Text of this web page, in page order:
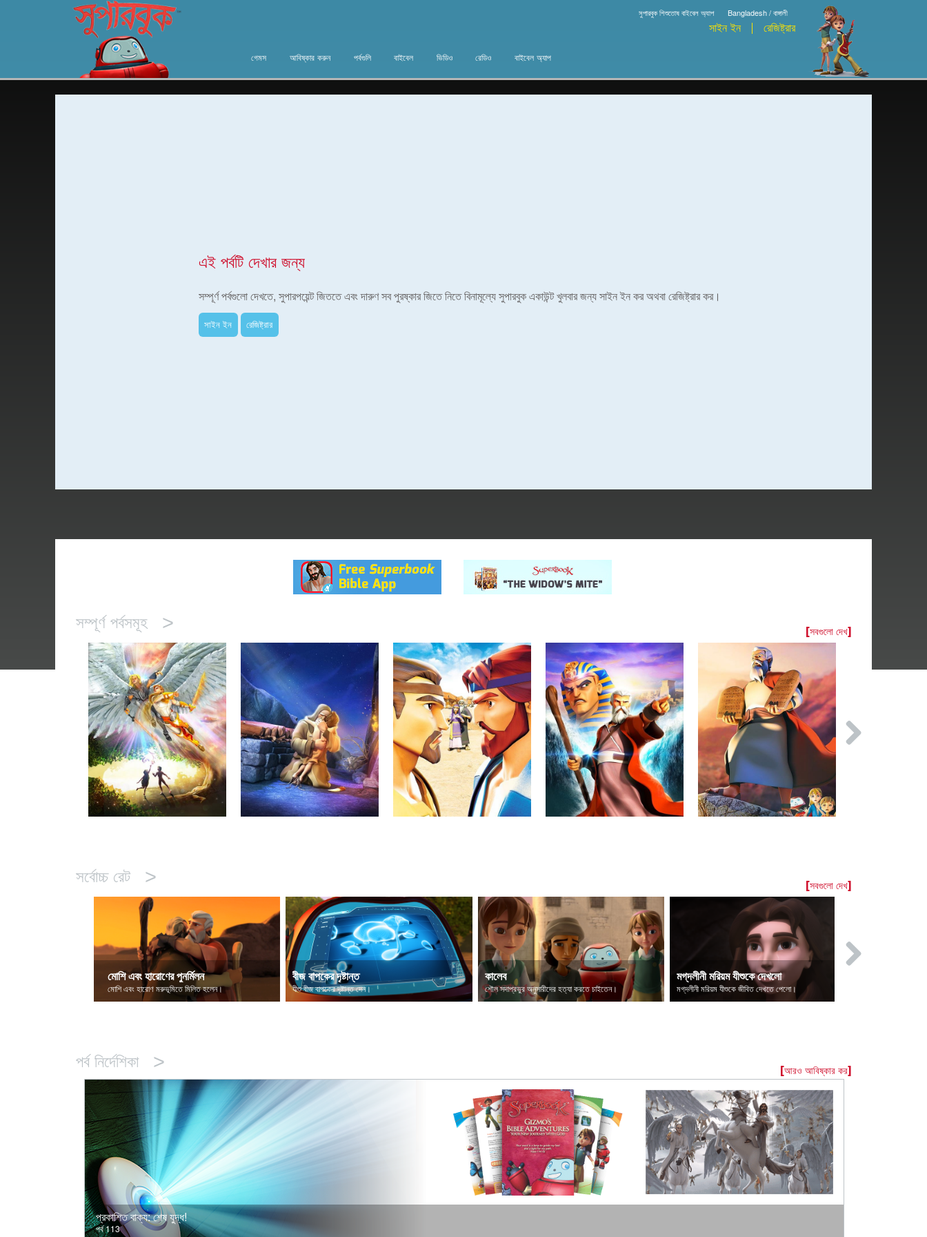
Bangladesh / বাঙ্গালী
সুপারবুক শিশুতোষ বাইবেল অ্যাপ
সাইন ইন রেজিষ্ট্রার
গেমস আবিষ্কার করুন পর্বগুলি বাইবেল ভিডিও রেডিও বাইবেল অ্যাপ
এই পর্বটি দেখার জন্য
সম্পূর্ণ পর্বগুলো দেখতে, সুপারপয়েন্ট জিততে এবং দারুণ সব পুরষ্কার জিতে নিতে বিনামূল্যে সুপারবুক একাউন্ট খুলবার জন্য সাইন ইন কর অথবা রেজিষ্ট্রার কর।
সাইন ইন রেজিষ্ট্রার
সম্পূর্ণ পর্বসমূহ > [সবগুলো দেখ]
সর্বোচ্চ রেট > [সবগুলো দেখ]
মোশি এবং হারোণের পুনর্মিলন
মোশি এবং হারোণ মরুভূমিতে মিলিত হলেন।
বীজ বাপকের দৃষ্টান্ত
যীশু বীজ বাপকের দৃষ্টান্ত দেন।
কালেব
শৌল সদাপ্রভুর অনুসারীদের হত্যা করতে চাইতেন।
মগ্‌দলীনী মরিয়ম যীশুকে দেখলো
মগ্‌দলীনী মরিয়ম যীশুকে জীবিত দেখতে পেলো।
পর্ব নির্দেশিকা > [আরও আবিষ্কার কর]
প্রকাশিত বাক্য: শেষ যুদ্ধ!
পর্ব 113